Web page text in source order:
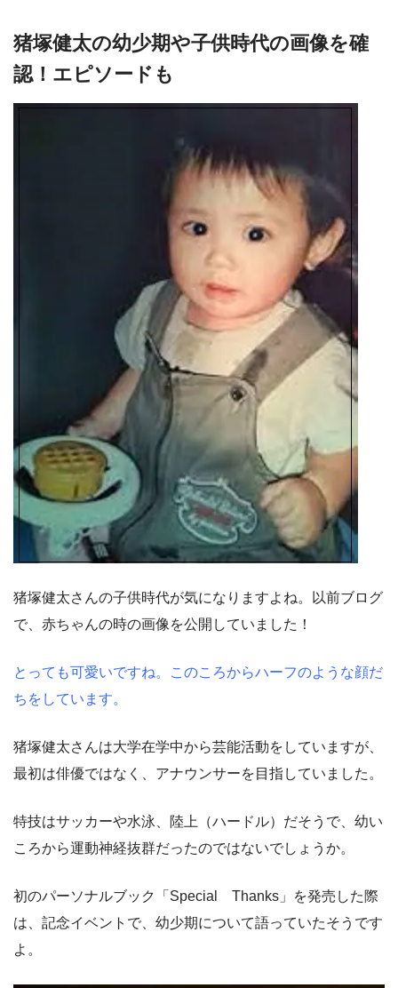
猪塚健太の幼少期や子供時代の画像を確
認！エピソードも
猪塚健太さんの子供時代が気になりますよね。以前ブログ
で、赤ちゃんの時の画像を公開していました！
とっても可愛いですね。このころからハーフのような顔だ
ちをしています。
猪塚健太さんは大学在学中から芸能活動をしていますが、
最初は俳優ではなく、アナウンサーを目指していました。
特技はサッカーや水泳、陸上（ハードル）だそうで、幼い
ころから運動神経抜群だったのではないでしょうか。
初のパーソナルブック「Special Thanks」を発売した際
は、記念イベントで、幼少期について語っていたそうです
よ。